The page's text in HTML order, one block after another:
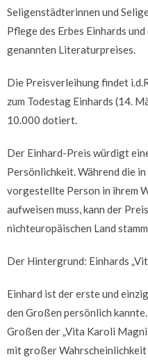
Seligenstädterinnen und
Pflege des Erbes Einhards
genannten Literaturpreises.
Die Preisverleihung findet
zum Todestag Einhards (14.
10.000 dotiert.
Der Einhard-Preis würdigt
Persönlichkeit. Während die
vorgestellte Person in ihrem
aufweisen muss, kann der
nichteuropäischen Land
Der Hintergrund: Einhards
Einhard ist der erste und
den Großen persönlich
Großen der „Vita Karoli
mit großer